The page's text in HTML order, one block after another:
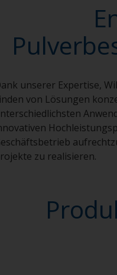
unserer Expertise,
von Lösungen
zu realisieren.